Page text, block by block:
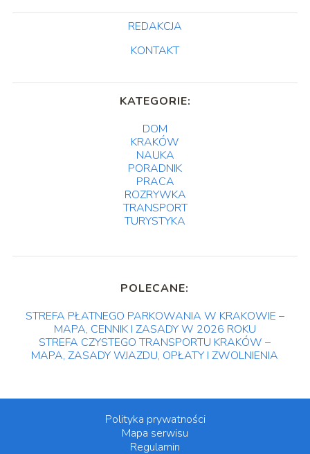
REDAKCJA
KONTAKT
KATEGORIE:
DOM
KRAKÓW
NAUKA
PORADNIK
PRACA
ROZRYWKA
TRANSPORT
TURYSTYKA
POLECANE:
STREFA PŁATNEGO PARKOWANIA W KRAKOWIE –
MAPA, CENNIK I ZASADY W 2026 ROKU
STREFA CZYSTEGO TRANSPORTU KRAKÓW –
MAPA, ZASADY WJAZDU, OPŁATY I ZWOLNIENIA
Polityka prywatności
Mapa serwisu
Regulamin